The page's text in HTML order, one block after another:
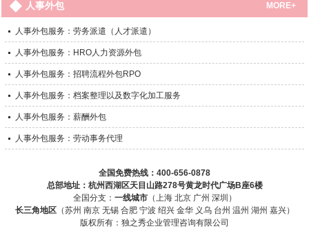
人事外包 MORE+
人事外包服务：劳务派遣（人才派遣）
人事外包服务：HRO人力资源外包
人事外包服务：招聘流程外包RPO
人事外包服务：档案整理以及数字化加工服务
人事外包服务：薪酬外包
人事外包服务：劳动事务代理
全国免费热线： 400-656-0878
总部地址：杭州西湖区天目山路278号黄龙时代广场B座6楼
全国分支： 一线城市（上海 北京 广州 深圳）
长三角地区（苏州 南京 无锡 合肥 宁波 绍兴 金华 义乌 台州 温州 湖州 嘉兴）
版权所有：独之秀企业管理咨询有限公司